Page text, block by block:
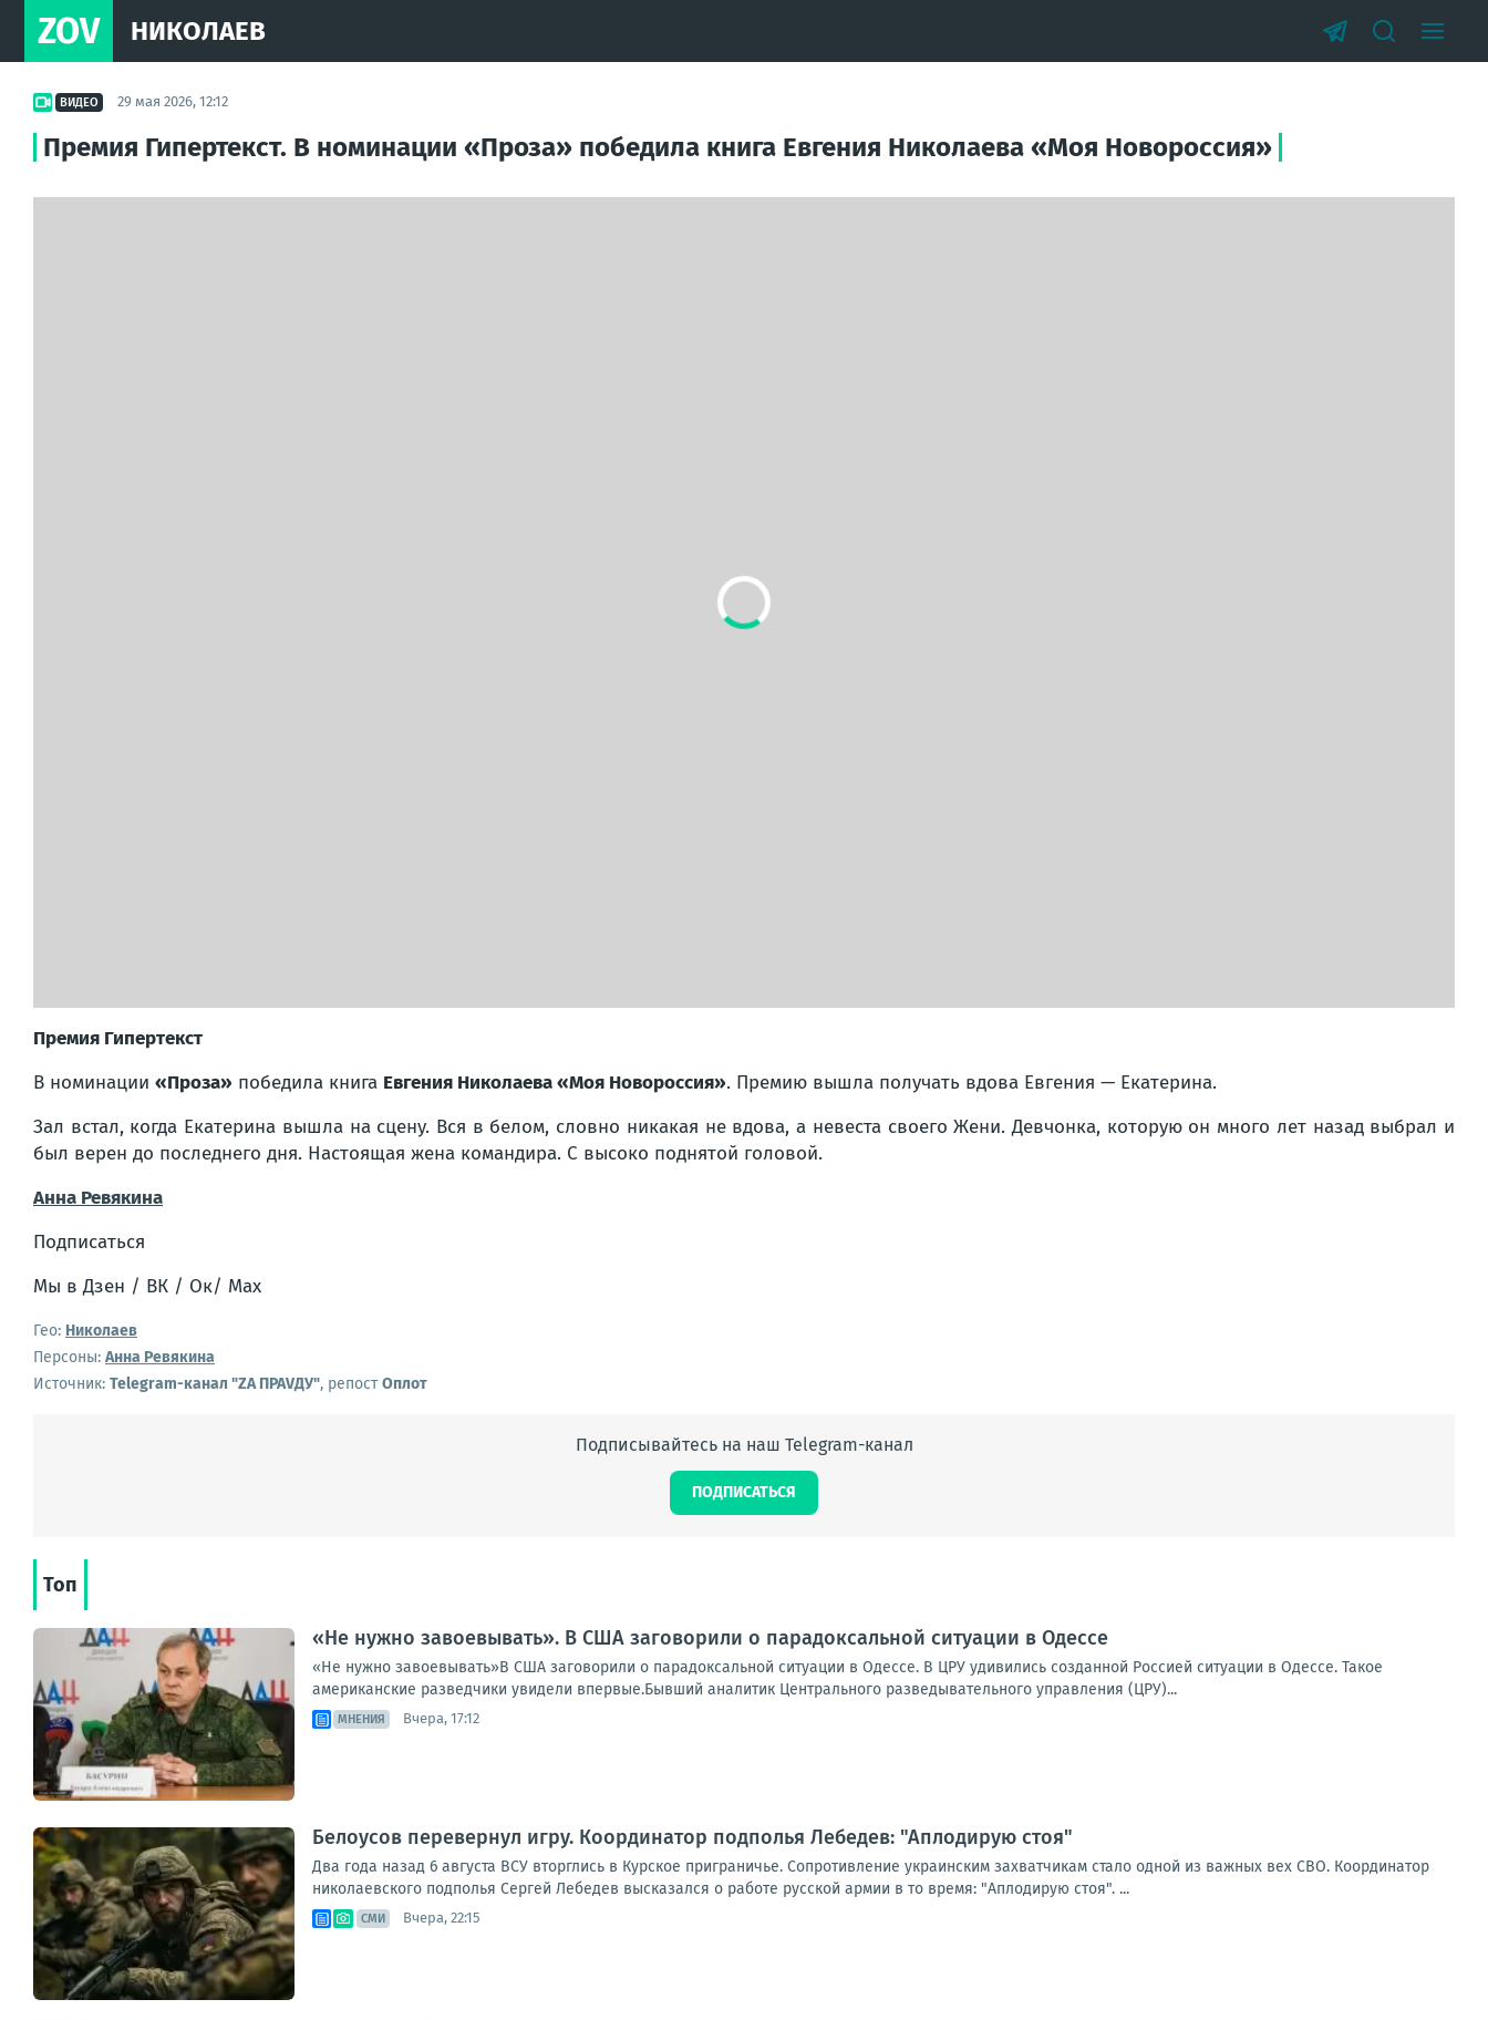
ZOV НИКОЛАЕВ
ВИДЕО 29 мая 2026, 12:12
Премия Гипертекст. В номинации «Проза» победила книга Евгения Николаева «Моя Новороссия»
Премия Гипертекст
В номинации «Проза» победила книга Евгения Николаева «Моя Новороссия». Премию вышла получать вдова Евгения — Екатерина.
Зал встал, когда Екатерина вышла на сцену. Вся в белом, словно никакая не вдова, а невеста своего Жени. Девчонка, которую он много лет назад выбрал и
был верен до последнего дня. Настоящая жена командира. С высоко поднятой головой.
Анна Ревякина
Подписаться
Мы в Дзен / ВК / Ок/ Мах
Гео: Николаев
Персоны: Анна Ревякина
Источник: Telegram-канал "ZА ПРАVДУ", репостОплот
Подписывайтесь на наш Telegram-канал
ПОДПИСАТЬСЯ
Топ
«Не нужно завоевывать». В США заговорили о парадоксальной ситуации в Одессе
«Не нужно завоевывать»В США заговорили о парадоксальной ситуации в Одессе. В ЦРУ удивились созданной Россией ситуации в Одессе. Такое
американские разведчики увидели впервые.Бывший аналитик Центрального разведывательного управления (ЦРУ)...
МНЕНИЯ Вчера, 17:12
Белоусов перевернул игру. Координатор подполья Лебедев: "Аплодирую стоя"
Два года назад 6 августа ВСУ вторглись в Курское приграничье. Сопротивление украинским захватчикам стало одной из важных вех СВО. Координатор
николаевского подполья Сергей Лебедев высказался о работе русской армии в то время: "Аплодирую стоя". ...
СМИ Вчера, 22:15